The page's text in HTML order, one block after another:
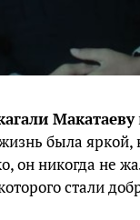
Макатаеву
была
он никогда не
стали